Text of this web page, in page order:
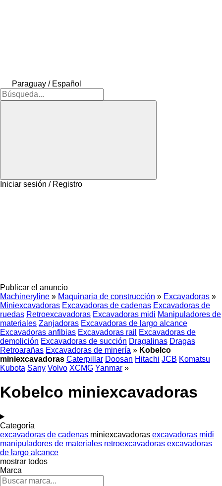
Paraguay / Español
Iniciar sesión / Registro
Publicar el anuncio
Machineryline » Maquinaria de construcción » Excavadoras »
Miniexcavadoras Excavadoras de cadenas Excavadoras de
ruedas Retroexcavadoras Excavadoras midi Manipuladores de
materiales Zanjadoras Excavadoras de largo alcance
Excavadoras anfibias Excavadoras rail
Excavadoras de
demolición Excavadoras de succión Dragalinas Dragas
Retroarañas Excavadoras de minería » Kobelco
miniexcavadoras Caterpillar Doosan Hitachi JCB Komatsu
Kubota Sany Volvo XCMG Yanmar »
Kobelco miniexcavadoras
Categoría
excavadoras de cadenas miniexcavadoras excavadoras midi
manipuladores de materiales retroexcavadoras excavadoras
de largo alcance
mostrar todos
Marca